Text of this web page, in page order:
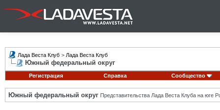
Лада Веста Клуб > Лада Веста Клуб
Южный федеральный округ
Регистрация Справка Сообщество
Южный федеральный округ Представительства Лада Веста Клуба на юге